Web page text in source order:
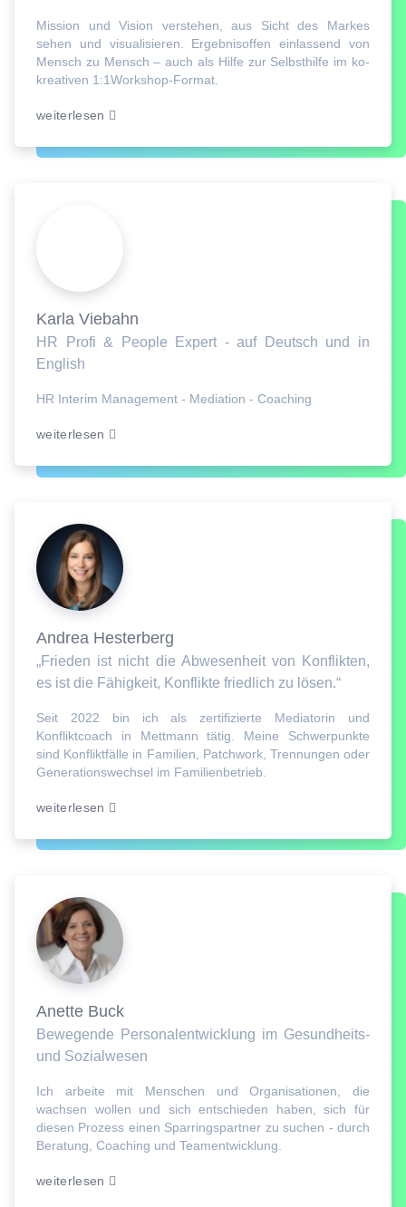
Mission und Vision verstehen, aus Sicht des Markes
sehen und visualisieren. Ergebnisoffen einlassend von
Mensch zu Mensch – auch als Hilfe zur Selbsthilfe im ko-
kreativen 1:1Workshop-Format.
weiterlesen
Karla Viebahn
HR Profi & People Expert - auf Deutsch und in
English
HR Interim Management - Mediation - Coaching
weiterlesen
Andrea Hesterberg
„Frieden ist nicht die Abwesenheit von Konflikten,
es ist die Fähigkeit, Konflikte friedlich zu lösen.“
Seit 2022 bin ich als zertifizierte Mediatorin und
Konfliktcoach in Mettmann tätig. Meine Schwerpunkte
sind Konfliktfälle in Familien, Patchwork, Trennungen oder
Generationswechsel im Familienbetrieb.
weiterlesen
Anette Buck
Bewegende Personalentwicklung im Gesundheits-
und Sozialwesen
Ich arbeite mit Menschen und Organisationen, die
wachsen wollen und sich entschieden haben, sich für
diesen Prozess einen Sparringspartner zu suchen - durch
Beratung, Coaching und Teamentwicklung.
weiterlesen